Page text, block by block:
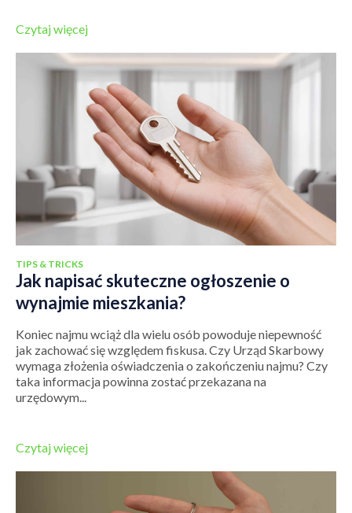
Czytaj więcej
TIPS & TRICKS
Jak napisać skuteczne ogłoszenie o
wynajmie mieszkania?
Koniec najmu wciąż dla wielu osób powoduje niepewność
jak zachować się względem fiskusa. Czy Urząd Skarbowy
wymaga złożenia oświadczenia o zakończeniu najmu? Czy
taka informacja powinna zostać przekazana na
urzędowym...
Czytaj więcej